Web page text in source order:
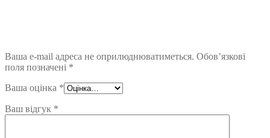
Ваша e-mail адреса не оприлюднюватиметься. Обов’язкові
поля позначені *
Ваша оцінка *
Ваш відгук *